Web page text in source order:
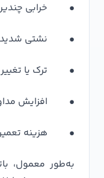
• خرابی
• نشتی شدید
• ترک یا
• افزایش
• هزینه تعمیر
به‌طور معمول،